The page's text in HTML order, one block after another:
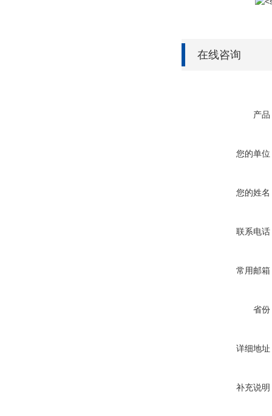
在线咨询
产品
您的单位
您的姓名
联系电话
常用邮箱
省份
详细地址
补充说明